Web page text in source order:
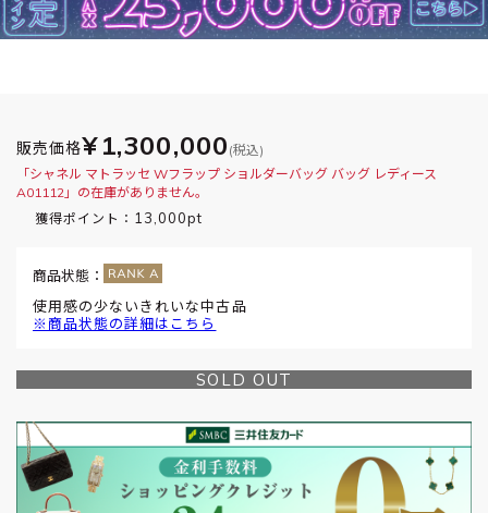
販売価格¥1,300,000 (税込)
「シャネル マトラッセ Wフラップ ショルダーバッグ バッグ レディース
A01112」の在庫がありません。
獲得ポイント： 13,000pt
商品状態：
使用感の少ないきれいな中古品
※商品状態の詳細はこちら
SOLD OUT